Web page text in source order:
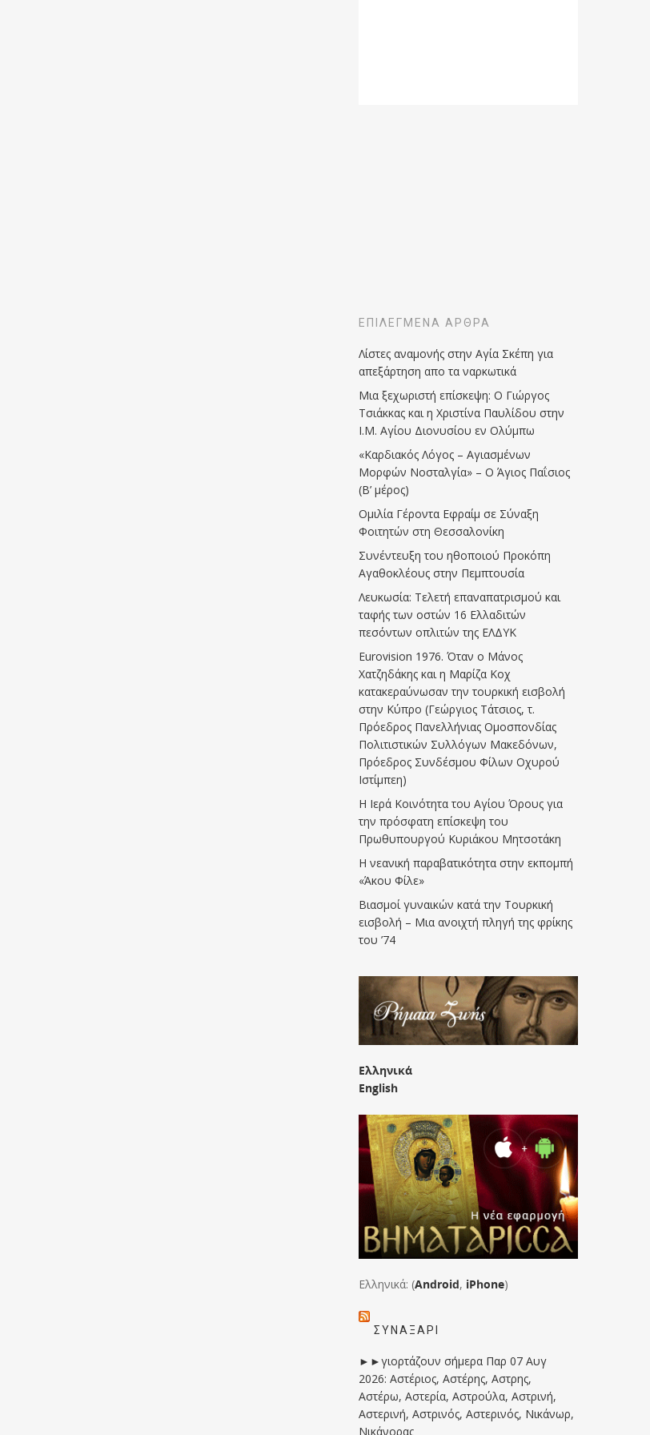
ΕΠΙΛΕΓΜΈΝΑ ΆΡΘΡΑ
Λίστες αναμονής στην Αγία Σκέπη για
απεξάρτηση απο τα ναρκωτικά
Μια ξεχωριστή επίσκεψη: Ο Γιώργος
Τσιάκκας και η Χριστίνα Παυλίδου στην
Ι.Μ. Αγίου Διονυσίου εν Ολύμπω
«Καρδιακός Λόγος – Αγιασμένων
Μορφών Νοσταλγία» – Ο Άγιος Παΐσιος
(Β’ μέρος)
Ομιλία Γέροντα Εφραίμ σε Σύναξη
Φοιτητών στη Θεσσαλονίκη
Συνέντευξη του ηθοποιού Προκόπη
Αγαθοκλέους στην Πεμπτουσία
Λευκωσία: Τελετή επαναπατρισμού και
ταφής των οστών 16 Ελλαδιτών
πεσόντων οπλιτών της ΕΛΔΥΚ
Eurovision 1976. Όταν ο Μάνος
Χατζηδάκης και η Μαρίζα Κοχ
κατακεραύνωσαν την τουρκική εισβολή
στην Κύπρο (Γεώργιος Τάτσιος, τ.
Πρόεδρος Πανελλήνιας Ομοσπονδίας
Πολιτιστικών Συλλόγων Μακεδόνων,
Πρόεδρος Συνδέσμου Φίλων Οχυρού
Ιστίμπεη)
Η Ιερά Κοινότητα του Αγίου Όρους για
την πρόσφατη επίσκεψη του
Πρωθυπουργού Κυριάκου Μητσοτάκη
Η νεανική παραβατικότητα στην εκπομπή
«Άκου Φίλε»
Βιασμοί γυναικών κατά την Τουρκική
εισβολή – Μια ανοιχτή πληγή της φρίκης
του ’74
Ελληνικά
English
Ελληνικά: (Android, iPhone)
ΣΥΝΑΞΆΡΙ
►►γιορτάζουν σήμερα Παρ 07 Αυγ
2026: Αστέριος, Αστέρης, Αστρης,
Αστέρω, Αστερία, Αστρούλα, Αστρινή,
Αστερινή, Αστρινός, Αστερινός, Νικάνωρ,
Νικάνορας